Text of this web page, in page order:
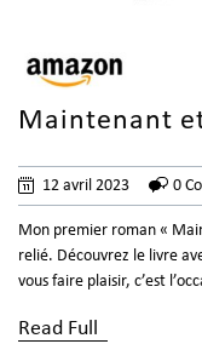
Maintenant
12 avril 2023 0
Mon premier roman «
relié. Découvrez le livre
vous faire plaisir, c’est
Read Full